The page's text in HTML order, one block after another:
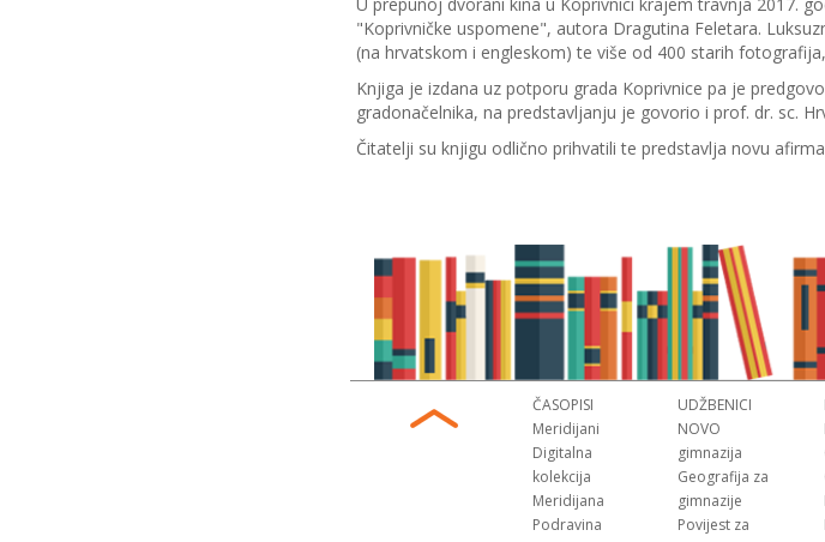
"Koprivničke uspomene", autora Dragutina Feletara.
(na hrvatskom i engleskom) te više od 400 starih
Knjiga je izdana uz potporu grada Koprivnice pa je
gradonačelnika, na predstavljanju je govorio i prof. dr. sc.
Čitatelji su knjigu odlično prihvatili te predstavlja novu
ČASOPISI
Meridijani
Digitalna
kolekcija
Meridijana
Podravina
UDŽBENICI
NOVO
gimnazija
Geografija za
gimnazije
Povijest za